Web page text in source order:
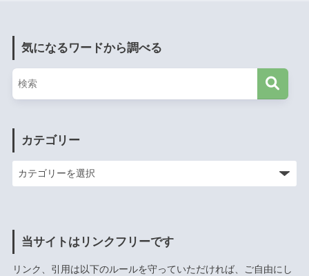
気になるワードから調べる
カテゴリー
当サイトはリンクフリーです
リンク、引用は以下のルールを守っていただければ、ご自由にし